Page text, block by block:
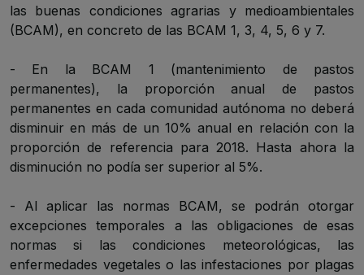
las buenas condiciones agrarias y medioambientales
(BCAM), en concreto de las BCAM 1, 3, 4, 5, 6 y 7.
- En la BCAM 1 (mantenimiento de pastos
permanentes), la proporción anual de pastos
permanentes en cada comunidad autónoma no deberá
disminuir en más de un 10% anual en relación con la
proporción de referencia para 2018. Hasta ahora la
disminución no podía ser superior al 5%.
- Al aplicar las normas BCAM, se podrán otorgar
excepciones temporales a las obligaciones de esas
normas si las condiciones meteorológicas, las
enfermedades vegetales o las infestaciones por plagas